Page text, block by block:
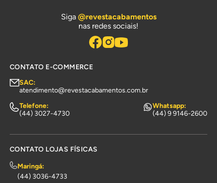
Siga @revestacabamentos
nas redes sociais!
CONTATO E-COMMERCE
SAC:
atendimento@revestacabamentos.com.br
Telefone:
(44) 3027-4730
Whatsapp:
(44) 9 9146-2600
CONTATO LOJAS FÍSICAS
Maringá:
(44) 3036-4733